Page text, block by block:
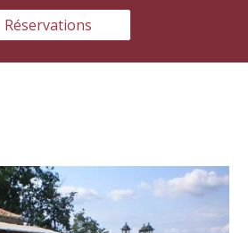
Réservations